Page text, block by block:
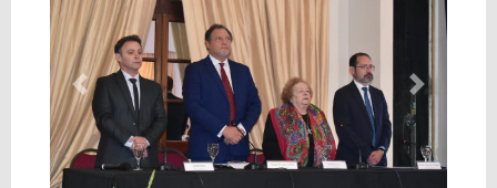
Anterior Siguiente